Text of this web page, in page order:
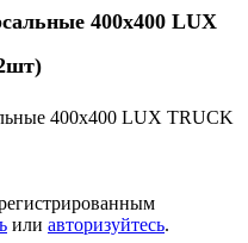
400x400 LUX
или авторизуйтесь.